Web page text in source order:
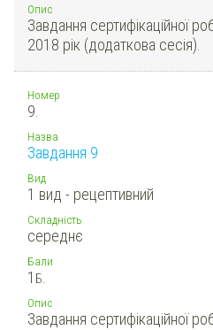
Опис
Завдання сертифікаційної
2018 рік (додаткова сесія).
Номер
9.
Назва
Завдання 9
Вид
1 вид - рецептивний
Складність
середнє
Бали
1 Б.
Опис
Завдання сертифікаційної